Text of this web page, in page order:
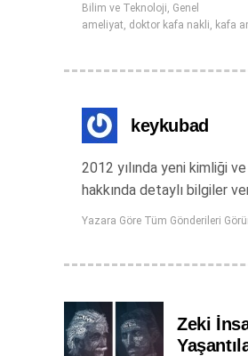
Bilim ve Teknoloji Genel
ameliyat doktor kafa nakli kafa
keykubad
2012 yılında yeni kimliği
hakkında detaylı bilgiler
Yazara Göre Tüm Gönderileri
Zeki